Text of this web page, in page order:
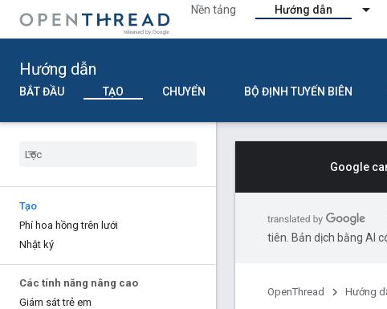
Nền tảng Hướng dẫn
Hướng dẫn
BẮT ĐẦU TẠO CHUYỂN BỘ ĐỊNH TUYẾN BIÊN
Tạo
Phí hoa hồng trên lưới
Nhật ký
Các tính năng nâng cao
Giám sát trẻ em
Google
tiên. Bản dịch bằng AI
OpenThread Hướng